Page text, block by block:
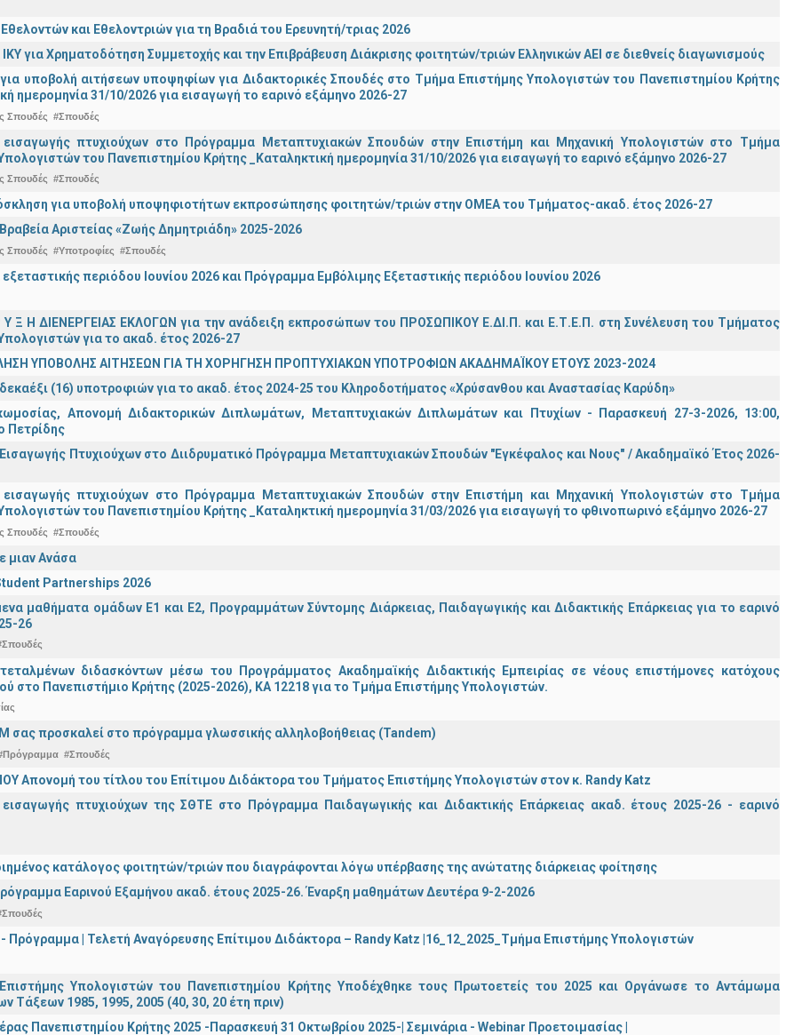
και Εθελοντριών για τη Βραδιά του Ερευνητή/τριας 2026
για Χρηματοδότηση Συμμετοχής και την Επιβράβευση Διάκρισης φοιτητών/τριών Ελληνικών ΑΕΙ σε διεθνείς διαγωνισμούς
υποβολή αιτήσεων υποψηφίων για Διδακτορικές Σπουδές στο Τμήμα Eπιστήμης Υπολογιστών του Πανεπιστημίου Κρήτης
ημερομηνία 31/10/2026 για εισαγωγή το εαρινό εξάμηνο 2026-27
Σπουδές #Σπουδές
εισαγωγής πτυχιούχων στo Πρόγραμμα Μεταπτυχιακών Σπουδών στην Επιστήμη και Μηχανική Υπολογιστών στο Τμήμα
του Πανεπιστημίου Κρήτης _Καταληκτική ημερομηνία 31/10/2026 για εισαγωγή το εαρινό εξάμηνο 2026-27
Σπουδές #Σπουδές
για υποβολή υποψηφιοτήτων εκπροσώπησης φοιτητών/τριών στην ΟΜΕΑ του Τμήματος-ακαδ. έτος 2026-27
Αριστείας «Ζωής Δημητριάδη» 2025-2026
Σπουδές #Υποτροφίες #Σπουδές
περιόδου Ιουνίου 2026 και Πρόγραμμα Εμβόλιμης Εξεταστικής περιόδου Ιουνίου 2026
Ξ Η ΔΙΕΝΕΡΓΕΙΑΣ ΕΚΛΟΓΩΝ για την ανάδειξη εκπροσώπων του ΠΡΟΣΩΠΙΚΟΥ Ε.ΔΙ.Π. και Ε.Τ.Ε.Π. στη Συνέλευση του Τμήματος
για το ακαδ. έτος 2026-27
ΥΠΟΒΟΛΗΣ ΑΙΤΗΣΕΩΝ ΓΙΑ ΤΗ ΧΟΡΗΓΗΣΗ ΠΡΟΠΤΥΧΙΑΚΩΝ ΥΠΟΤΡΟΦΙΩΝ ΑΚΑΔΗΜΑΪΚΟΥ ΕΤΟΥΣ 2023-2024
(16) υποτροφιών για το ακαδ. έτος 2024-25 του Κληροδοτήματος «Χρύσανθου και Αναστασίας Καρύδη»
Απονομή Διδακτορικών Διπλωμάτων, Μεταπτυχιακών Διπλωμάτων και Πτυχίων - Παρασκευή 27-3-2026, 13:00,
Πετρίδης
Πτυχιούχων στο Διιδρυματικό Πρόγραμμα Μεταπτυχιακών Σπουδών "Εγκέφαλος και Νους" / Ακαδημαϊκό Έτος 2026-
εισαγωγής πτυχιούχων στo Πρόγραμμα Μεταπτυχιακών Σπουδών στην Επιστήμη και Μηχανική Υπολογιστών στο Τμήμα
του Πανεπιστημίου Κρήτης _Καταληκτική ημερομηνία 31/03/2026 για εισαγωγή το φθινοπωρινό εξάμηνο 2026-27
Σπουδές #Σπουδές
μιαν Ανάσα
Partnerships 2026
μαθήματα ομάδων Ε1 και Ε2, Προγραμμάτων Σύντομης Διάρκειας, Παιδαγωγικής και Διδακτικής Επάρκειας για το εαρινό
26
διδασκόντων μέσω του Προγράμματος Ακαδημαϊκής Διδακτικής Εμπειρίας σε νέους επιστήμονες κατόχους
στο Πανεπιστήμιο Κρήτης (2025-2026), ΚΑ 12218 για το Τμήμα Επιστήμης Υπολογιστών.
σας προσκαλεί στο πρόγραμμα γλωσσικής αλληλοβοήθειας (Tandem)
#Σπουδές
Απονομή του τίτλου του Επίτιμου Διδάκτορα του Τμήματος Επιστήμης Υπολογιστών στον κ. Randy Katz
εισαγωγής πτυχιούχων της ΣΘΤΕ στο Πρόγραμμα Παιδαγωγικής και Διδακτικής Επάρκειας ακαδ. έτους 2025-26 - εαρινό
κατάλογος φοιτητών/τριών που διαγράφονται λόγω υπέρβασης της ανώτατης διάρκειας φοίτησης
Εαρινού Εξαμήνου ακαδ. έτους 2025-26. Έναρξη μαθημάτων Δευτέρα 9-2-2026
Πρόγραμμα | Τελετή Αναγόρευσης Επίτιμου Διδάκτορα – Randy Katz |16_12_2025_Τμήμα Επιστήμης Υπολογιστών
Υπολογιστών του Πανεπιστημίου Κρήτης Υποδέχθηκε τους Πρωτοετείς του 2025 και Οργάνωσε το Αντάμωμα
Τάξεων 1985, 1995, 2005 (40, 30, 20 έτη πριν)
Πανεπιστημίου Κρήτης 2025 -Παρασκευή 31 Οκτωβρίου 2025-| Σεμινάρια - Webinar Προετοιμασίας |